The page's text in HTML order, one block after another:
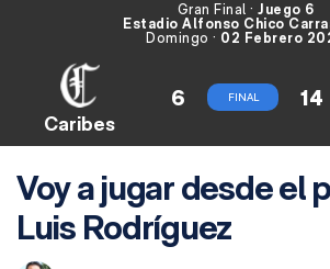
Gran Final · Juego 6
Estadio Alfonso Chico
Domingo · 02 Febrero
Caribes
6 FINAL 14
Voy a jugar desde el
Luis Rodríguez